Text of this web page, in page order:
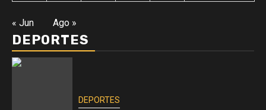
« Jun Ago »
DEPORTES
DEPORTES